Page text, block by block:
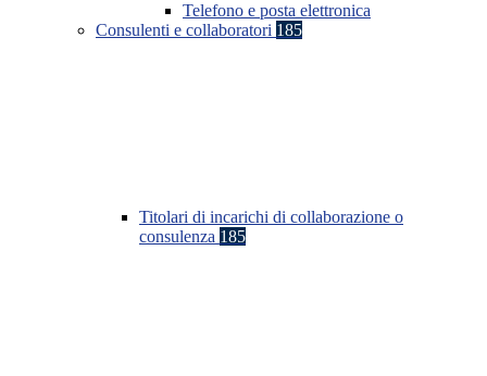
Telefono e posta elettronica
Consulenti e collaboratori 185
Titolari di incarichi di collaborazione o
consulenza 185